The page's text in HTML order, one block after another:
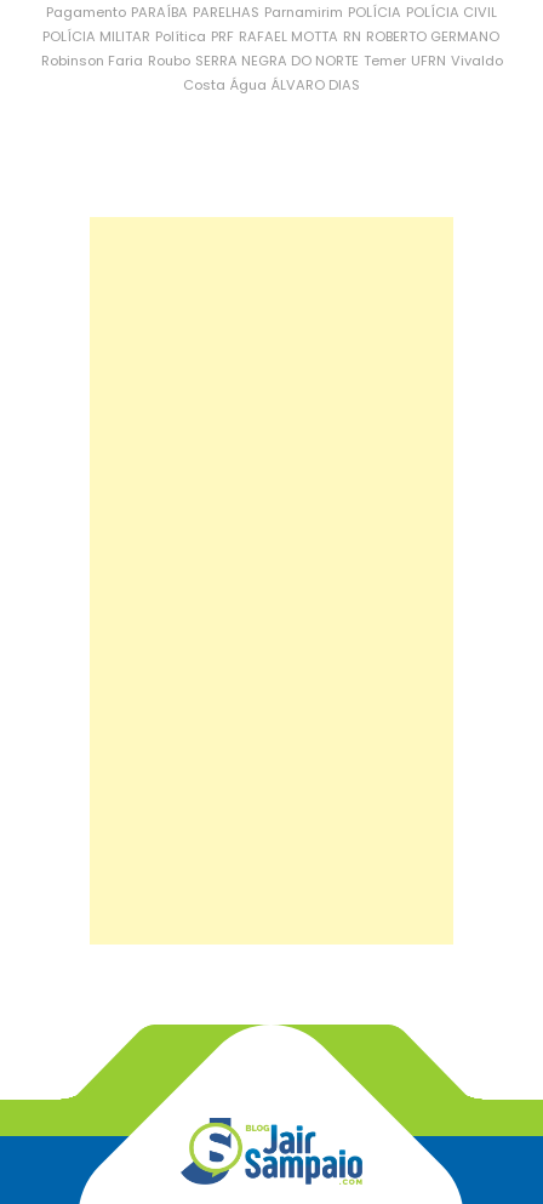
Pagamento PARAÍBA PARELHAS Parnamirim POLÍCIA POLÍCIA CIVIL
POLÍCIA MILITAR Política PRF RAFAEL MOTTA RN ROBERTO GERMANO
Robinson Faria Roubo SERRA NEGRA DO NORTE Temer UFRN Vivaldo
Costa Água ÁLVARO DIAS